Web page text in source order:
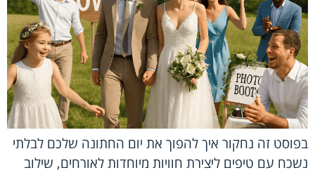
בפוסט זה נחקור איך להפוך את יום החתונה שלכם לבלתי
נשכח עם טיפים ליצירת חוויות מיוחדות לאורחים, שילוב